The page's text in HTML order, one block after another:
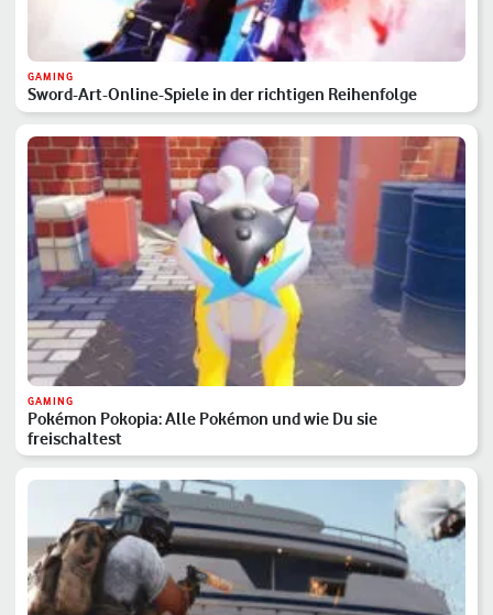
GAMING
Sword-Art-Online-Spiele in der richtigen Reihenfolge
GAMING
Pokémon Pokopia: Alle Pokémon und wie Du sie
freischaltest